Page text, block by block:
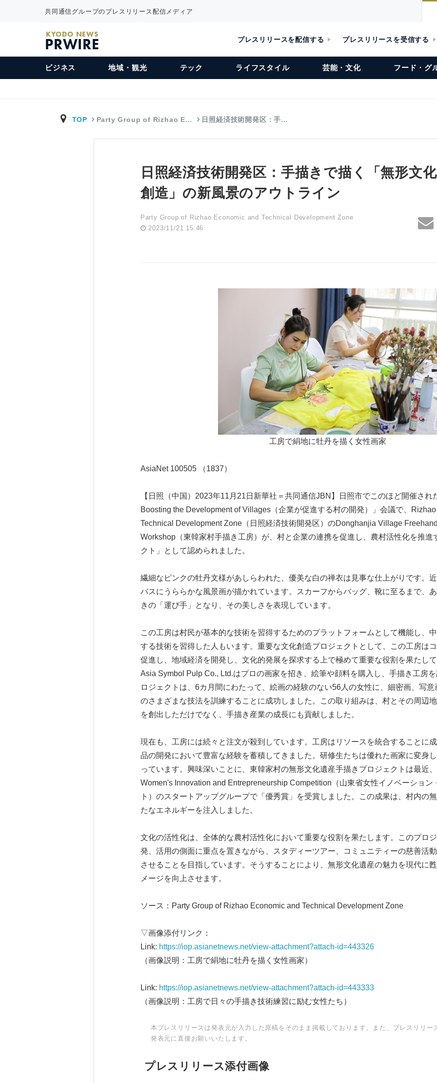
共同通信グループのプレスリリース配信メディア
KYODO NEWS
PRWIRE プレスリリースを配信する プレスリリースを受信する
ビジネス 地域・観光 テック ライフスタイル 芸能・文化 フード・グ
TOP Party Group of Rizhao E… 日照経済技術開発区：手…
日照経済技術開発区：手描きで描く「無形文
創造」の新風景のアウトライン
Party Group of Rizhao Economic and Technical Development Zone
2023/11/21 15:46
工房で絹地に牡丹を描く女性画家
AsiaNet 100505 （1837）
【日照（中国）2023年11月21日新華社＝共同通信JBN】日照市でこのほど開催され
Boosting the Development of Villages（企業が促進する村の開発）」会議で、
Technical Development Zone（日照経済技術開発区）のDonghanjia Village
Workshop（東韓家村手描き工房）が、村と企業の連携を促進し、農村活性化を推進
クト」として認められました。
繊細なピンクの牡丹文様があしらわれた、優美な白の禅衣は見事な仕上がりです。
バスにうららかな風景画が描かれています。スカーフからバッグ、靴に至るまで、
きの「運び手」となり、その美しさを表現しています。
この工房は村民が基本的な技術を習得するためのプラットフォームとして機能し、
する技術を習得した人もいます。重要な文化創造プロジェクトとして、この工房は
促進し、地域経済を開発し、文化的発展を探求する上で極めて重要な役割を果たし
Asia Symbol Pulp Co., Ltd.はプロの画家を招き、絵筆や顔料を購入し、手描き工房
ロジェクトは、6カ月間にわたって、絵画の経験のない56人の女性に、細密画、写
のさまざまな技法を訓練することに成功しました。この取り組みは、村とその周辺
を創出しただけでなく、手描き産業の成長にも貢献しました。
現在も、工房には続々と注文が殺到しています。工房はリソースを統合することに
品の開発において豊富な経験を蓄積してきました。研修生たちは優れた画家に変身
っています。興味深いことに、東韓家村の無形文化遺産手描きプロジェクトは最近
Women's Innovation and Entrepreneurship Competition（山東省女性イノベーション
ト）のスタートアップグループで「優秀賞」を受賞しました。この成果は、村内の
たなエネルギーを注入しました。
文化の活性化は、全体的な農村活性化において重要な役割を果たします。このプロ
発、活用の側面に重点を置きながら、スタディーツアー、コミュニティーの慈善活
させることを目指しています。そうすることにより、無形文化遺産の魅力を現代に
メージを向上させます。
ソース：Party Group of Rizhao Economic and Technical Development Zone
▽画像添付リンク：
Link: https://iop.asianetnews.net/view-attachment?attach-id=443326
（画像説明：工房で絹地に牡丹を描く女性画家）
Link: https://iop.asianetnews.net/view-attachment?attach-id=443333
（画像説明：工房で日々の手描き技術練習に励む女性たち）
本プレスリリースは発表元が入力した原稿をそのまま掲載しております。また、プレスリリー
発表元に直接お願いいたします。
プレスリリース添付画像